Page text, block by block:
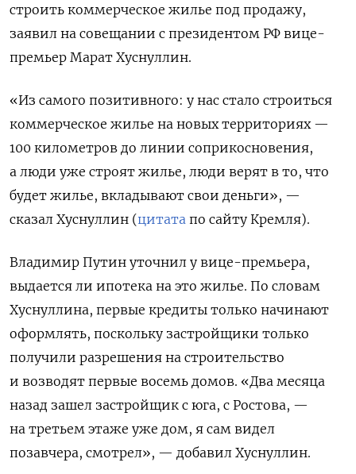
строить коммерческое жилье под продажу,
заявил на совещании с президентом РФ вице-
премьер Марат Хуснуллин.
«Из самого позитивного: у нас стало строиться
коммерческое жилье на новых территориях —
100 километров до линии соприкосновения,
а люди уже строят жилье, люди верят в то, что
будет жилье, вкладывают свои деньги», —
сказал Хуснуллин (цитата по сайту Кремля).
Владимир Путин уточнил у вице-премьера,
выдается ли ипотека на это жилье. По словам
Хуснуллина, первые кредиты только начинают
оформлять, поскольку застройщики только
получили разрешения на строительство
и возводят первые восемь домов. «Два месяца
назад зашел застройщик с юга, с Ростова, —
на третьем этаже уже дом, я сам видел
позавчера, смотрел», — добавил Хуснуллин.